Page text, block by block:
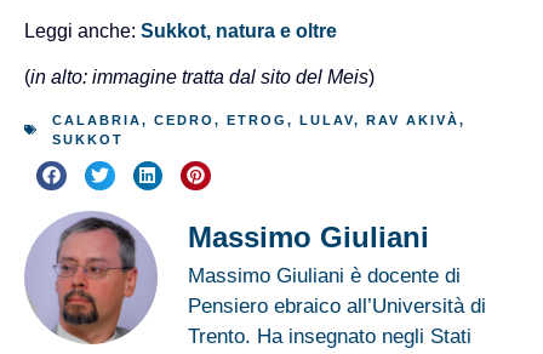
Leggi anche: Sukkot, natura e oltre
(in alto: immagine tratta dal sito del Meis)
CALABRIA, CEDRO , ETROG , LULAV, RAV AKIVÀ,
SUKKOT
Massimo Giuliani
Massimo Giuliani è docente di
Pensiero ebraico all’Università di
Trento. Ha insegnato negli Stati